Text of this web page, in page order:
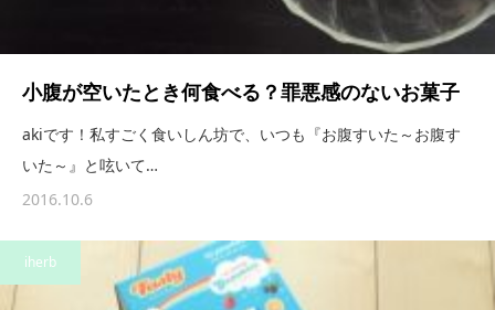
小腹が空いたとき何食べる？罪悪感のないお菓子
akiです！私すごく食いしん坊で、いつも『お腹すいた～お腹す
いた～』と呟いて…
2016.10.6
iherb